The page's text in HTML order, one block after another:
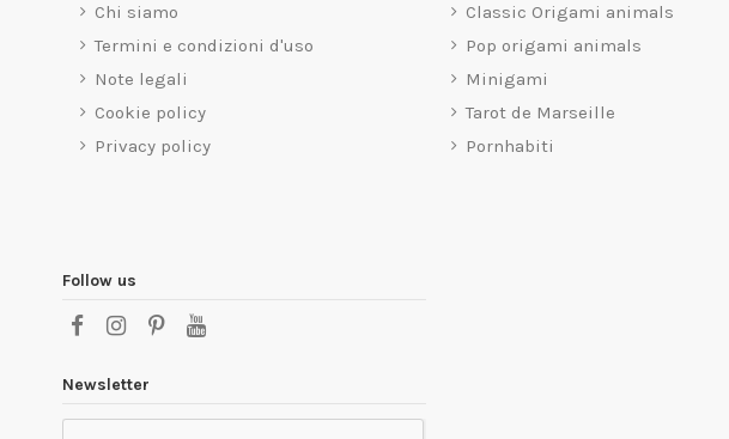
Chi siamo
Termini e condizioni d'uso
Note legali
Cookie policy
Privacy policy
Classic Origami animals
Pop origami animals
Minigami
Tarot de Marseille
Pornhabiti
Follow us
Newsletter